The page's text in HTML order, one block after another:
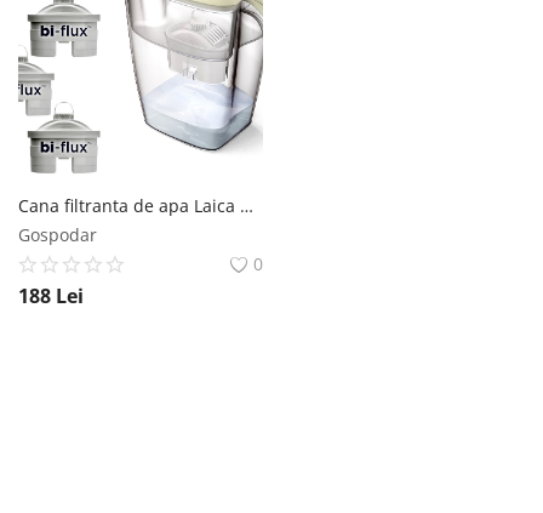
Cana filtranta de apa Laica BIG Roma, 3.7L, + 4 cartuse filtrante
Gospodar
0
188 Lei